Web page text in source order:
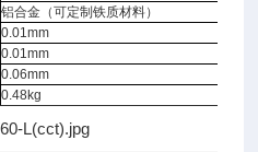
铝合金（可定制铁质材料）
0.01mm
0.01mm
0.06mm
0.48kg